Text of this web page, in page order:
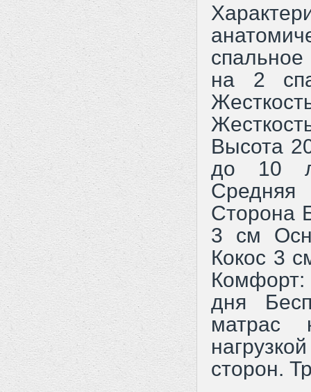
на 2
Высота
до 10
Сторона
3 см
Кокос 3
Комфорт:
дня
матрас
сторон.